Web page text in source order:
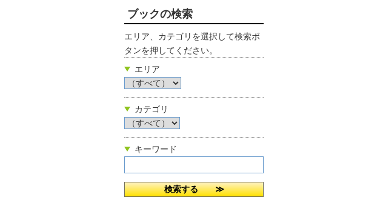
ブックの検索
エリア、カテゴリを選択して検索ボ
タンを押してください。
エリア
カテゴリ
キーワード